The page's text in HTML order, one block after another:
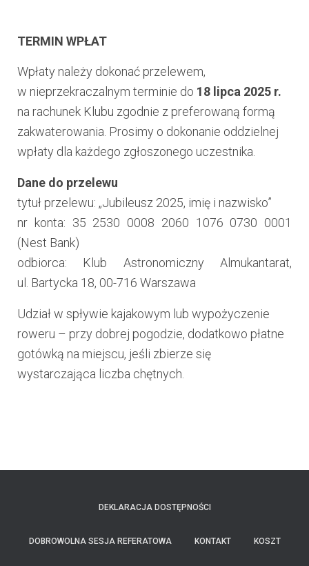
TERMIN WPŁAT
Wpłaty należy dokonać przelewem,
w nieprzekraczalnym terminie do 18 lipca 2025 r.
na rachunek Klubu zgodnie z preferowaną formą
zakwaterowania. Prosimy o dokonanie oddzielnej
wpłaty dla każdego zgłoszonego uczestnika.
Dane do przelewu
tytuł przelewu: „Jubileusz 2025, imię i nazwisko”
nr konta: 35 2530 0008 2060 1076 0730 0001
(Nest Bank)
odbiorca: Klub Astronomiczny Almukantarat,
ul. Bartycka 18, 00-716 Warszawa
Udział w spływie kajakowym lub wypożyczenie
roweru – przy dobrej pogodzie, dodatkowo płatne
gotówką na miejscu, jeśli zbierze się
wystarczająca liczba chętnych.
DEKLARACJA DOSTĘPNOŚCI
DOBROWOLNA SESJA REFERATOWA KONTAKT KOSZT